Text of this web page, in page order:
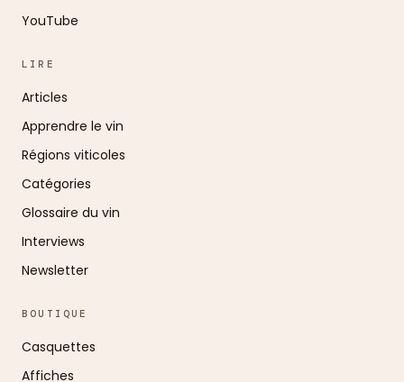
YouTube
LIRE
Articles
Apprendre le vin
Régions viticoles
Catégories
Glossaire du vin
Interviews
Newsletter
BOUTIQUE
Casquettes
Affiches